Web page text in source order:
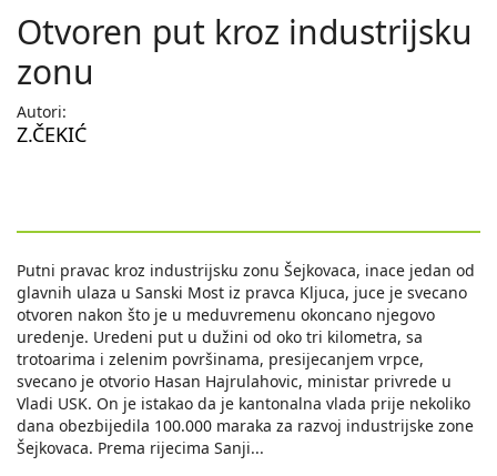
Otvoren put kroz industrijsku
zonu
Autori:
Z.ČEKIĆ
Putni pravac kroz industrijsku zonu Šejkovaca, inace jedan od
glavnih ulaza u Sanski Most iz pravca Kljuca, juce je svecano
otvoren nakon što je u meduvremenu okoncano njegovo
uredenje. Uredeni put u dužini od oko tri kilometra, sa
trotoarima i zelenim površinama, presijecanjem vrpce,
svecano je otvorio Hasan Hajrulahovic, ministar privrede u
Vladi USK. On je istakao da je kantonalna vlada prije nekoliko
dana obezbijedila 100.000 maraka za razvoj industrijske zone
Šejkovaca. Prema rijecima Sanji...